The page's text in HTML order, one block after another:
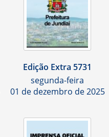
Edição Extra 5731
segunda-feira
01 de dezembro de 2025